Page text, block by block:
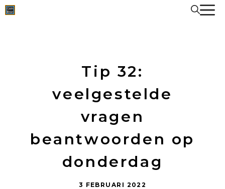
Spring
naar
Tip 32:
veelgestelde
vragen
beantwoorden op
donderdag
3 FEBRUARI 2022